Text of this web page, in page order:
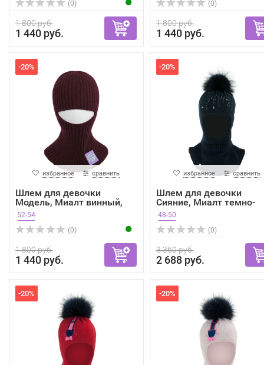
(0)
1 800 руб.
1 440 руб.
(0)
1 800 руб.
1 440 руб.
-20%
избранное сравнить
Шлем для девочки
Модель, Миалт винный,
весн...
52-54
(0)
1 800 руб.
1 440 руб.
-20%
избранное сравнить
Шлем для девочки
Сияние, Миалт темно-
синий,...
48-50
(0)
3 360 руб.
2 688 руб.
-20% -20%